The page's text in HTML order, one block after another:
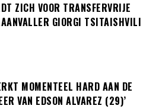
ZICH VOOR TRANSFERVRIJE
GIORGI TSITAISHVILI
MOMENTEEL HARD AAN DE
VAN EDSON ALVAREZ (29)’